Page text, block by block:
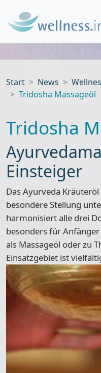
Start News
Tridosha Massageöl
Tridosha
Einsteiger
Das Ayurveda
besondere Stellung
harmonisiert alle drei
besonders für
als Massageöl oder zu
Einsatzgebiet ist